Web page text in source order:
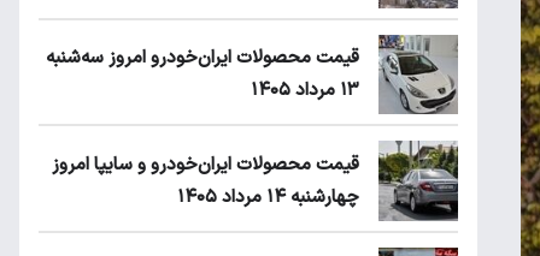
قیمت محصولات ایران‌خودرو امروز سه‌شنبه
۱۳ مرداد ۱۴۰۵
قیمت محصولات ایران‌خودرو و سایپا امروز
چهارشنبه ۱۴ مرداد ۱۴۰۵